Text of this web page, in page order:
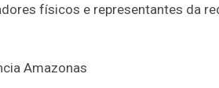
físicos e representantes da